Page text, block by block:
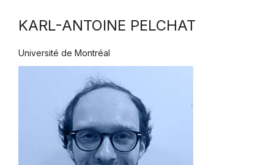
KARL-ANTOINE PELCHAT
Université de Montréal